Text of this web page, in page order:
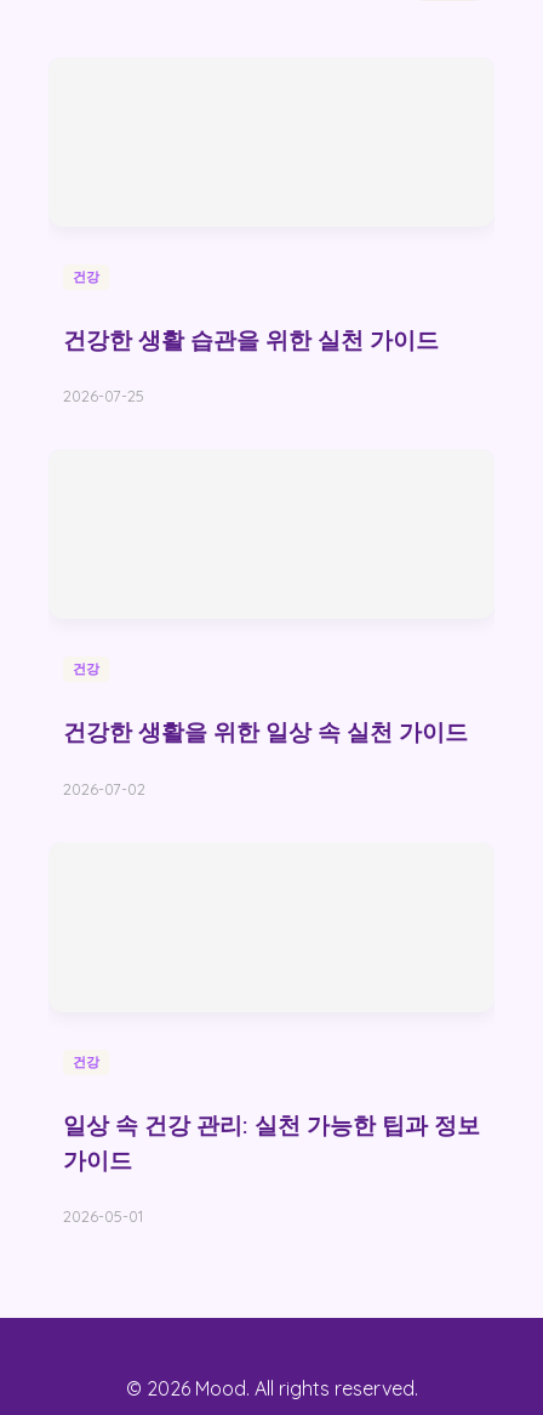
건강
건강한 생활 습관을 위한 실천 가이드
2026-07-25
건강
건강한 생활을 위한 일상 속 실천 가이드
2026-07-02
건강
일상 속 건강 관리: 실천 가능한 팁과 정보
가이드
2026-05-01
© 2026 Mood. All rights reserved.